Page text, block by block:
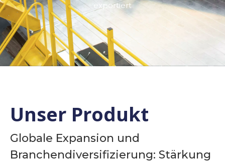
exportiert
Unser Produkt
Globale Expansion und
Branchendiversifizierung: Stärkung